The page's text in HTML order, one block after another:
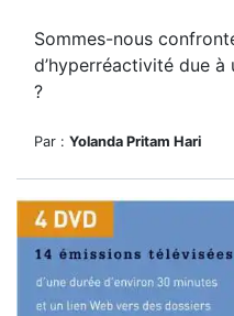
Sommes-nous
d’hyperréactivité due
?
Par : Yolanda Pritam Hari